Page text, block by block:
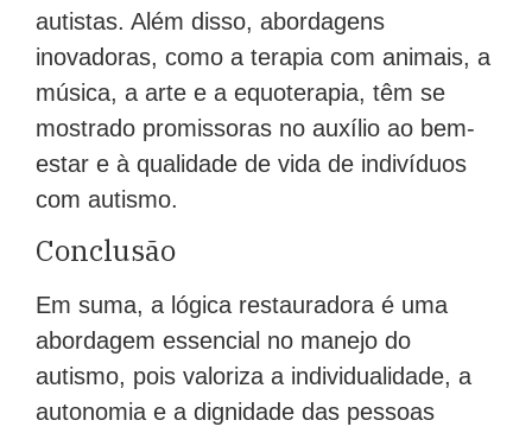
autistas. Além disso, abordagens
inovadoras, como a terapia com animais, a
música, a arte e a equoterapia, têm se
mostrado promissoras no auxílio ao bem-
estar e à qualidade de vida de indivíduos
com autismo.
Conclusão
Em suma, a lógica restauradora é uma
abordagem essencial no manejo do
autismo, pois valoriza a individualidade, a
autonomia e a dignidade das pessoas